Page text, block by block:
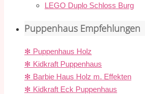
LEGO Duplo Schloss Burg
Puppenhaus Empfehlungen
✻ Puppenhaus Holz
✻ Kidkraft Puppenhaus
✻ Barbie Haus Holz m. Effekten
✻ Kidkraft Eck Puppenhaus